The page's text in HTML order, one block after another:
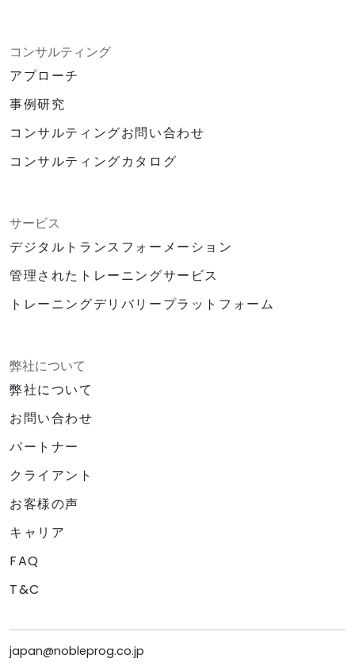
コンサルティング
アプローチ
事例研究
コンサルティングお問い合わせ
コンサルティングカタログ
サービス
デジタルトランスフォーメーション
管理されたトレーニングサービス
トレーニングデリバリープラットフォーム
弊社について
弊社について
お問い合わせ
パートナー
クライアント
お客様の声
キャリア
FAQ
T&C
japan@nobleprog.co.jp